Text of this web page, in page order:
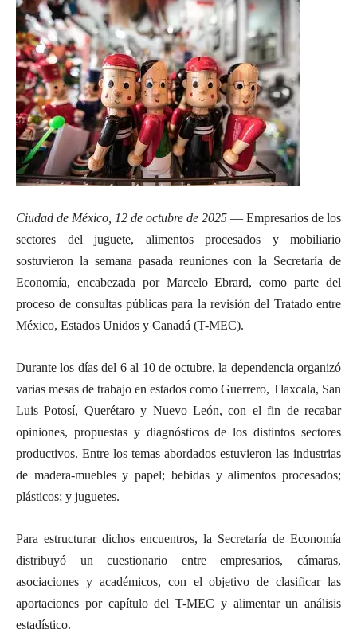
Ciudad de México, 12 de octubre de 2025 — Empresarios de los
sectores del juguete, alimentos procesados y mobiliario
sostuvieron la semana pasada reuniones con la Secretaría de
Economía, encabezada por Marcelo Ebrard, como parte del
proceso de consultas públicas para la revisión del Tratado entre
México, Estados Unidos y Canadá (T-MEC).
Durante los días del 6 al 10 de octubre, la dependencia organizó
varias mesas de trabajo en estados como Guerrero, Tlaxcala, San
Luis Potosí, Querétaro y Nuevo León, con el fin de recabar
opiniones, propuestas y diagnósticos de los distintos sectores
productivos. Entre los temas abordados estuvieron las industrias
de madera-muebles y papel; bebidas y alimentos procesados;
plásticos; y juguetes.
Para estructurar dichos encuentros, la Secretaría de Economía
distribuyó un cuestionario entre empresarios, cámaras,
asociaciones y académicos, con el objetivo de clasificar las
aportaciones por capítulo del T-MEC y alimentar un análisis
estadístico.